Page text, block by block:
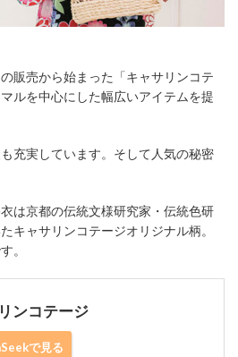
販売から始まった「キャサリンコテ
ルを中心にした幅広いアイテムを提
充実しています。そして人気の秘密
は京都の伝統文様研究家・伝統色研
キャサリンコテージオリジナル柄。
。
ンコテージ
で見る